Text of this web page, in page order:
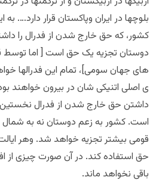
بلوچها در ایران وپاکستان قرار دارد….
کشور، که حق خارج شدن از فدرال را
دوستان تجزیه یک حق است [ اما توسط
های جهان سومی]، تمام این فدرالها
ی اصلی اتنیکی شان در بیرون خواهند
داشتن حق خارج شدن از فدرال
است. کشور به زعم دوستان نه به شمال
قومی بیشتر تجزیه خواهد شد. وهر
حق استفاده کند. در آن صورت چیزی از
باقی نخواهد ماند.